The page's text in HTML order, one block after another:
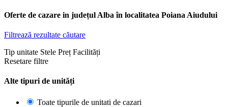
Oferte de cazare in județul Alba în localitatea Poiana Aiudului
Filtrează rezultate căutare
Tip unitate Stele Preț Facilități
Resetare filtre
Alte tipuri de unități
Toate tipurile de unitati de cazari